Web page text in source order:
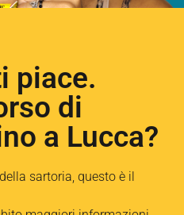
piace.
di
a Lucca?
sartoria, questo è il